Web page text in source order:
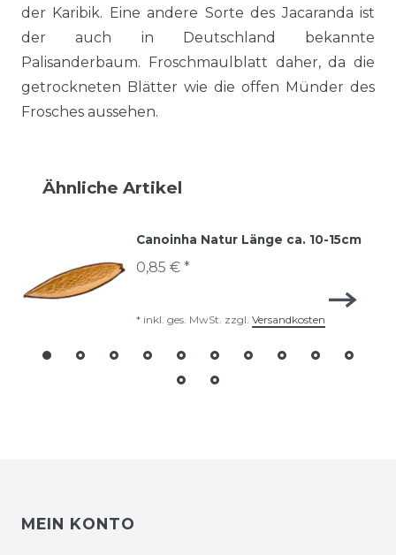
der Karibik. Eine andere Sorte des Jacaranda ist
der auch in Deutschland bekannte
Palisanderbaum. Froschmaulblatt daher, da die
getrockneten Blätter wie die offen Münder des
Frosches aussehen.
Ähnliche Artikel
Canoinha Natur Länge ca. 10-15cm
0,85 € *
* inkl. ges. MwSt. zzgl. Versandkosten
MEIN KONTO